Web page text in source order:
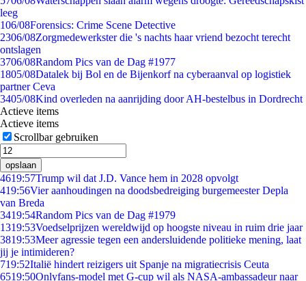
leeg
106/08Forensics: Crime Scene Detective
2306/08Zorgmedewerkster die 's nachts haar vriend bezocht terecht
ontslagen
3706/08Random Pics van de Dag #1977
1805/08Datalek bij Bol en de Bijenkorf na cyberaanval op logistiek
partner Ceva
3405/08Kind overleden na aanrijding door AH-bestelbus in Dordrecht
Actieve items
Actieve items
Scrollbar gebruiken
opslaan
4619:57Trump wil dat J.D. Vance hem in 2028 opvolgt
419:56Vier aanhoudingen na doodsbedreiging burgemeester Depla
van Breda
3419:54Random Pics van de Dag #1979
1319:53Voedselprijzen wereldwijd op hoogste niveau in ruim drie jaar
3819:53Meer agressie tegen een andersluidende politieke mening, laat
jij je intimideren?
719:52Italië hindert reizigers uit Spanje na migratiecrisis Ceuta
6519:50Onlyfans-model met G-cup wil als NASA-ambassadeur naar